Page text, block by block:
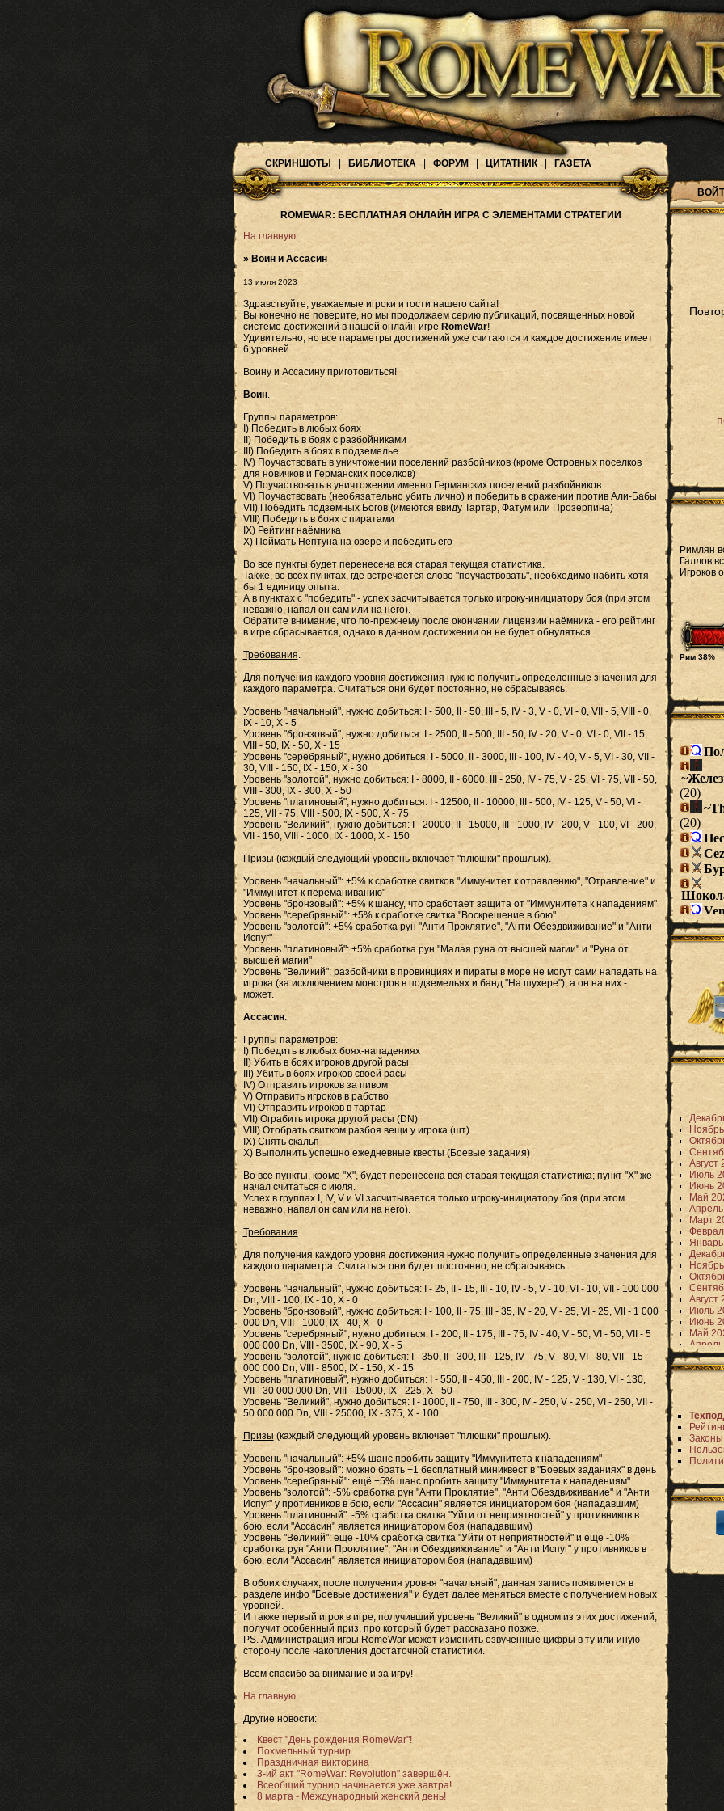
СКРИНШОТЫ БИБЛИОТЕКА ФОРУМ ЦИТАТНИК ГАЗЕТА
ROMEWAR: БЕСПЛАТНАЯ ОНЛАЙН ИГРА С ЭЛЕМЕНТАМИ СТРАТЕГИИ
На главную
» Воин и Ассасин
13 июля 2023
Здравствуйте, уважаемые игроки и гости нашего сайта!
Вы конечно не поверите, но мы продолжаем серию публикаций, посвященных новой
системе достижений в нашей онлайн игре RomeWar!
Удивительно, но все параметры достижений уже считаются и каждое достижение имеет
6 уровней.
Воину и Ассасину приготовиться!
Воин.
Группы параметров:
I) Победить в любых боях
II) Победить в боях с разбойниками
III) Победить в боях в подземелье
IV) Поучаствовать в уничтожении поселений разбойников (кроме Островных поселков
для новичков и Германских поселков)
V) Поучаствовать в уничтожении именно Германских поселений разбойников
VI) Поучаствовать (необязательно убить лично) и победить в сражении против Али-Бабы
VII) Победить подземных Богов (имеются ввиду Тартар, Фатум или Прозерпина)
VIII) Победить в боях с пиратами
IX) Рейтинг наёмника
X) Поймать Нептуна на озере и победить его
Во все пункты будет перенесена вся старая текущая статистика.
Также, во всех пунктах, где встречается слово "поучаствовать", необходимо набить хотя
бы 1 единицу опыта.
А в пунктах с "победить" - успех засчитывается только игроку-инициатору боя (при этом
неважно, напал он сам или на него).
Обратите внимание, что по-прежнему после окончании лицензии наёмника - его рейтинг
в игре сбрасывается, однако в данном достижении он не будет обнуляться.
Требования.
Для получения каждого уровня достижения нужно получить определенные значения для
каждого параметра. Считаться они будет постоянно, не сбрасываясь.
Уровень "начальный", нужно добиться: I - 500, II - 50, III - 5, IV - 3, V - 0, VI - 0, VII - 5, VIII - 0,
IX - 10, X - 5
Уровень "бронзовый", нужно добиться: I - 2500, II - 500, III - 50, IV - 20, V - 0, VI - 0, VII - 15,
VIII - 50, IX - 50, X - 15
Уровень "серебряный", нужно добиться: I - 5000, II - 3000, III - 100, IV - 40, V - 5, VI - 30, VII -
30, VIII - 150, IX - 150, X - 30
Уровень "золотой", нужно добиться: I - 8000, II - 6000, III - 250, IV - 75, V - 25, VI - 75, VII - 50,
VIII - 300, IX - 300, X - 50
Уровень "платиновый", нужно добиться: I - 12500, II - 10000, III - 500, IV - 125, V - 50, VI -
125, VII - 75, VIII - 500, IX - 500, X - 75
Уровень "Великий", нужно добиться: I - 20000, II - 15000, III - 1000, IV - 200, V - 100, VI - 200,
VII - 150, VIII - 1000, IX - 1000, X - 150
Призы (каждый следующий уровень включает "плюшки" прошлых).
Уровень "начальный": +5% к сработке свитков "Иммунитет к отравлению", "Отравление" и
"Иммунитет к переманиванию"
Уровень "бронзовый": +5% к шансу, что сработает защита от "Иммунитета к нападениям"
Уровень "серебряный": +5% к сработке свитка "Воскрешение в бою"
Уровень "золотой": +5% сработка рун "Анти Проклятие", "Анти Обездвиживание" и "Анти
Испуг"
Уровень "платиновый": +5% сработка рун "Малая руна от высшей магии" и "Руна от
высшей магии"
Уровень "Великий": разбойники в провинциях и пираты в море не могут сами нападать на
игрока (за исключением монстров в подземельях и банд "На шухере"), а он на них -
может.
Ассасин.
Группы параметров:
I) Победить в любых боях-нападениях
II) Убить в боях игроков другой расы
III) Убить в боях игроков своей расы
IV) Отправить игроков за пивом
V) Отправить игроков в рабство
VI) Отправить игроков в тартар
VII) Ограбить игрока другой расы (DN)
VIII) Отобрать свитком разбоя вещи у игрока (шт)
IX) Снять скальп
X) Выполнить успешно ежедневные квесты (Боевые задания)
Во все пункты, кроме "X", будет перенесена вся старая текущая статистика; пункт "X" же
начал считаться с июля.
Успех в группах I, IV, V и VI засчитывается только игроку-инициатору боя (при этом
неважно, напал он сам или на него).
Требования.
Для получения каждого уровня достижения нужно получить определенные значения для
каждого параметра. Считаться они будет постоянно, не сбрасываясь.
Уровень "начальный", нужно добиться: I - 25, II - 15, III - 10, IV - 5, V - 10, VI - 10, VII - 100 000
Dn, VIII - 100, IX - 10, X - 0
Уровень "бронзовый", нужно добиться: I - 100, II - 75, III - 35, IV - 20, V - 25, VI - 25, VII - 1 000
000 Dn, VIII - 1000, IX - 40, X - 0
Уровень "серебряный", нужно добиться: I - 200, II - 175, III - 75, IV - 40, V - 50, VI - 50, VII - 5
000 000 Dn, VIII - 3500, IX - 90, X - 5
Уровень "золотой", нужно добиться: I - 350, II - 300, III - 125, IV - 75, V - 80, VI - 80, VII - 15
000 000 Dn, VIII - 8500, IX - 150, X - 15
Уровень "платиновый", нужно добиться: I - 550, II - 450, III - 200, IV - 125, V - 130, VI - 130,
VII - 30 000 000 Dn, VIII - 15000, IX - 225, X - 50
Уровень "Великий", нужно добиться: I - 1000, II - 750, III - 300, IV - 250, V - 250, VI - 250, VII -
50 000 000 Dn, VIII - 25000, IX - 375, X - 100
Призы(каждый следующий уровень включает "плюшки" прошлых).
Уровень "начальный": +5% шанс пробить защиту "Иммунитета к нападениям"
Уровень "бронзовый": можно брать +1 бесплатный миниквест в "Боевых заданиях" в день
Уровень "серебряный": ещё +5% шанс пробить защиту "Иммунитета к нападениям"
Уровень "золотой": -5% сработка рун "Анти Проклятие", "Анти Обездвиживание" и "Анти
Испуг" у противников в бою, если "Ассасин" является инициатором боя (нападавшим)
Уровень "платиновый": -5% сработка свитка "Уйти от неприятностей" у противников в
бою, если "Ассасин" является инициатором боя (нападавшим)
Уровень "Великий": ещё -10% сработка свитка "Уйти от неприятностей" и ещё -10%
сработка рун "Анти Проклятие", "Анти Обездвиживание" и "Анти Испуг" у противников в
бою, если "Ассасин" является инициатором боя (нападавшим)
В обоих случаях, после получения уровня "начальный", данная запись появляется в
разделе инфо "Боевые достижения" и будет далее меняться вместе с получением новых
уровней.
И также первый игрок в игре, получивший уровень "Великий" в одном из этих достижений,
получит особенный приз, про который будет рассказано позже.
PS. Администрация игры RomeWar может изменить озвученные цифры в ту или иную
сторону после накопления достаточной статистики.
Всем спасибо за внимание и за игру!
На главную
Другие новости:
Квест "День рождения RomeWar"!
Похмельный турнир
Праздничная викторина
3-ий акт "RomeWar: Revolution" завершён.
Всеобщий турнир начинается уже завтра!
8 марта - Международный женский день!
Римлян
Галлов
Игроков
Рим 38%
Август
Июль
Июнь
Май
Март
Август
Июль
Июнь
Май
Март
Январь
Август
Июль
Июнь
Март
Август
Законы